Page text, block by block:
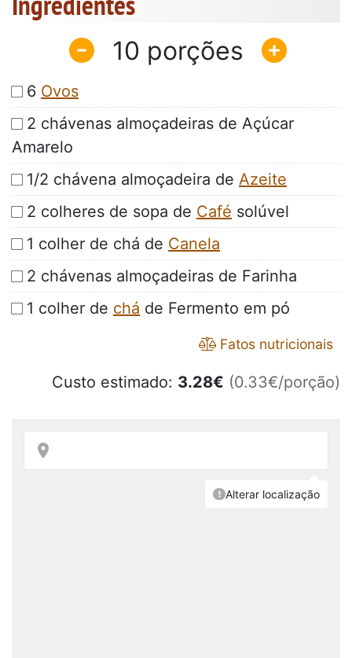
10
6 Ovos
2 chávenas almoçadeiras de Açúcar
Amarelo
1/2 chávena almoçadeira de Azeite
2 colheres de sopa de Café solúvel
1 colher de chá de Canela
2 chávenas almoçadeiras de Farinha
1 colher de chá de Fermento em pó
Fatos nutricionais
Custo estimado: 3.28€ (0.33€/porção)